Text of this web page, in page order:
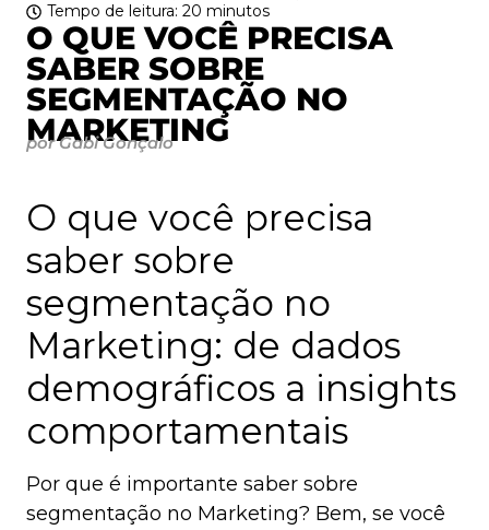
Tempo de leitura: 20 minutos
O QUE VOCÊ PRECISA
SABER SOBRE
SEGMENTAÇÃO NO
MARKETING
por Gabi Gonçalo
O que você precisa
saber sobre
segmentação no
Marketing: de dados
demográficos a insights
comportamentais
Por que é importante saber sobre
segmentação no Marketing? Bem, se você